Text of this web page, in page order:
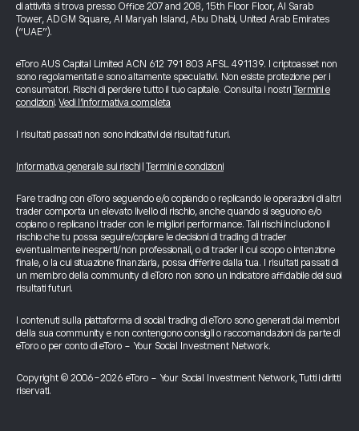
di attività si trova presso Office 207 and 208, 15th Floor Floor, Al Sarab
Tower, ADGM Square, Al Maryah Island, Abu Dhabi, United Arab Emirates
(“UAE”).
eToro AUS Capital Limited ACN 612 791 803 AFSL 491139. I criptoasset non
sono regolamentati e sono altamente speculativi. Non esiste protezione per i
consumatori. Rischi di perdere tutto il tuo capitale. Consulta i nostri Termini e
condizioni.Vedi l’informativa completa
I risultati passati non sono indicativi dei risultati futuri.
Informativa generale sui rischi Termini e condizioni
Fare trading con eToro seguendo e/o copiando o replicando le operazioni di altri
trader comporta un elevato livello di rischio, anche quando si seguono e/o
copiano o replicano i trader con le migliori performance. Tali rischi includono il
rischio che tu possa seguire/copiare le decisioni di trading di trader
eventualmente inesperti/non professionali, o di trader il cui scopo o intenzione
finale, o la cui situazione finanziaria, possa differire dalla tua. I risultati passati di
un membro della community di eToro non sono un indicatore affidabile dei suoi
risultati futuri.
I contenuti sulla piattaforma di social trading di eToro sono generati dai membri
della sua community e non contengono consigli o raccomandazioni da parte di
eToro o per conto di eToro - Your Social Investment Network.
Copyright © 2006-2026 eToro - Your Social Investment Network, Tutti i diritti
riservati.